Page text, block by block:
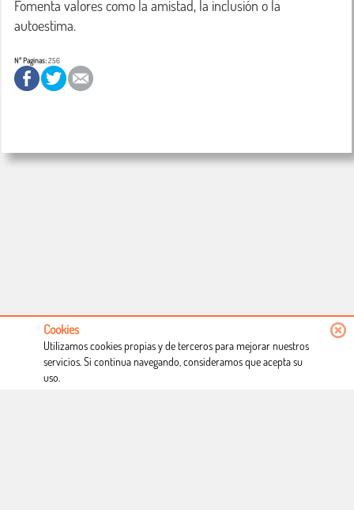
Fomenta valores como la amistad, la inclusión o la
autoestima.
Nº Paginas:256
Condiciones de uso
Cookies
Utilizamos cookies propias y de terceros para mejorar nuestros
servicios. Si continua navegando, consideramos que acepta su
uso.